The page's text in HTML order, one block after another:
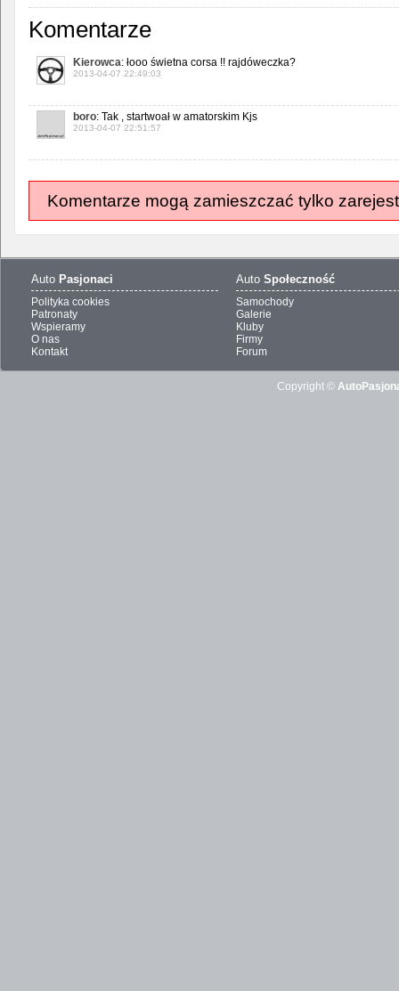
Komentarze
Kierowca: łooo świetna corsa !! rajdóweczka?
2013-04-07 22:49:03
boro: Tak , startwoał w amatorskim Kjs
2013-04-07 22:51:57
Komentarze mogą zamieszczać tylko
Auto Pasjonaci
Polityka cookies
Patronaty
Wspieramy
O nas
Kontakt
Auto Społeczność
Samochody
Galerie
Kluby
Firmy
Forum
Copyright ©